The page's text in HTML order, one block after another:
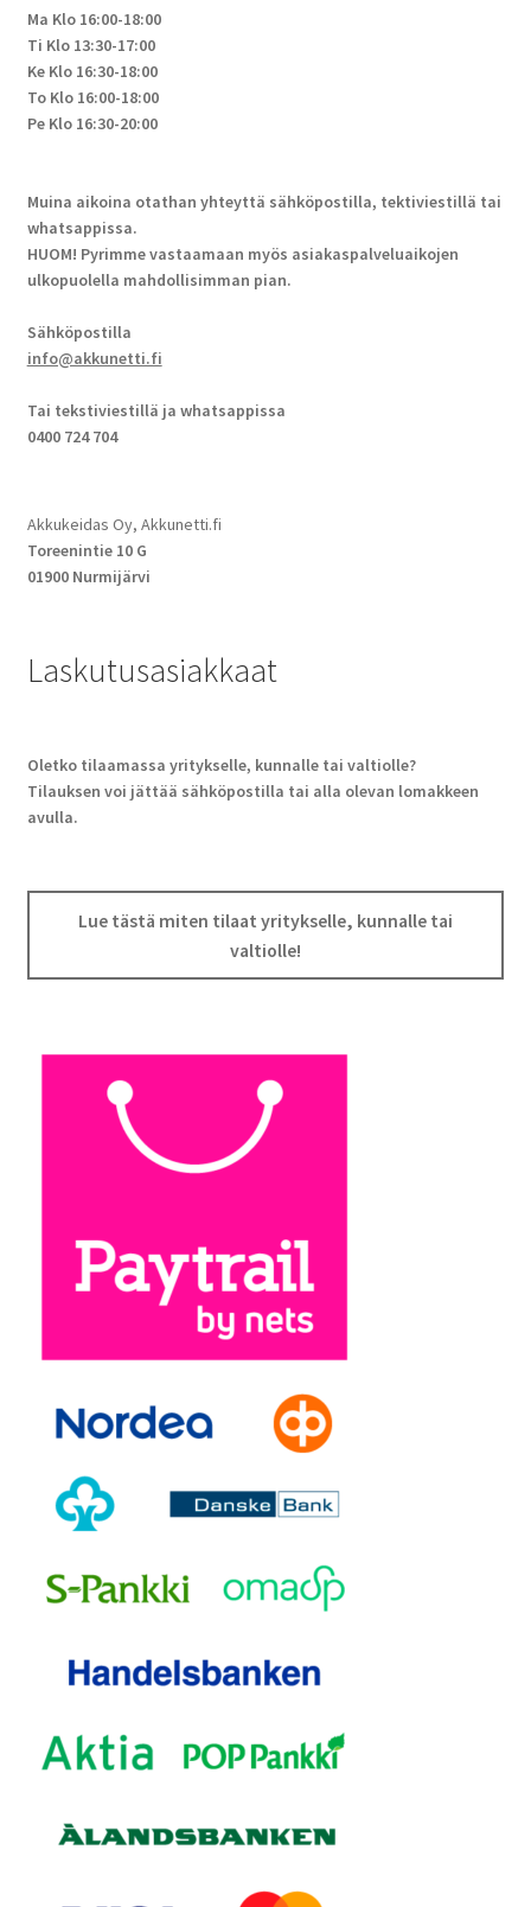
Ma Klo 16:00-18:00
Ti Klo 13:30-17:00
Ke Klo 16:30-18:00
To Klo 16:00-18:00
Pe Klo 16:30-20:00
Muina aikoina otathan yhteyttä sähköpostilla, tektiviestillä tai
whatsappissa.
HUOM! Pyrimme vastaamaan myös asiakaspalveluaikojen
ulkopuolella mahdollisimman pian.
Sähköpostilla
info@akkunetti.fi
Tai tekstiviestillä ja whatsappissa
0400 724 704
Akkukeidas Oy, Akkunetti.fi
Toreenintie 10 G
01900 Nurmijärvi
Laskutusasiakkaat
Oletko tilaamassa yritykselle, kunnalle tai valtiolle?
Tilauksen voi jättää sähköpostilla tai alla olevan lomakkeen
avulla.
Lue tästä miten tilaat yritykselle, kunnalle tai
valtiolle!